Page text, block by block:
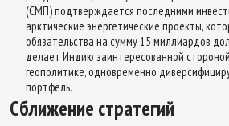
(СМП) подтверждается последними
арктические энергетические проекты,
обязательства на сумму 15 миллиардов
делает Индию заинтересованной
геополитике, одновременно
портфель.
Сближение стратегий